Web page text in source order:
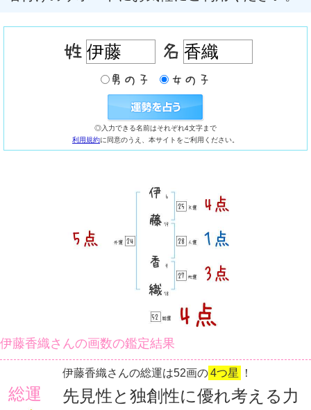
◎入力できる名前はそれぞれ4文字まで
利用規約に同意のうえ、本サイトをご利用ください。
伊藤香織さんの画数の鑑定結果
総運
伊藤香織さんの総運は52画の4つ星 ！
先見性と独創性に優れ考える力